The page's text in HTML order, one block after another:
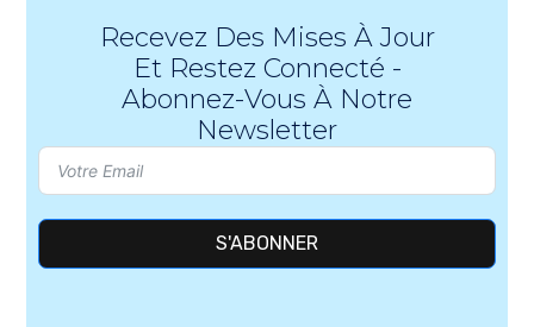
Recevez Des Mises À Jour
Et Restez Connecté -
Abonnez-Vous À Notre
Newsletter
S'ABONNER